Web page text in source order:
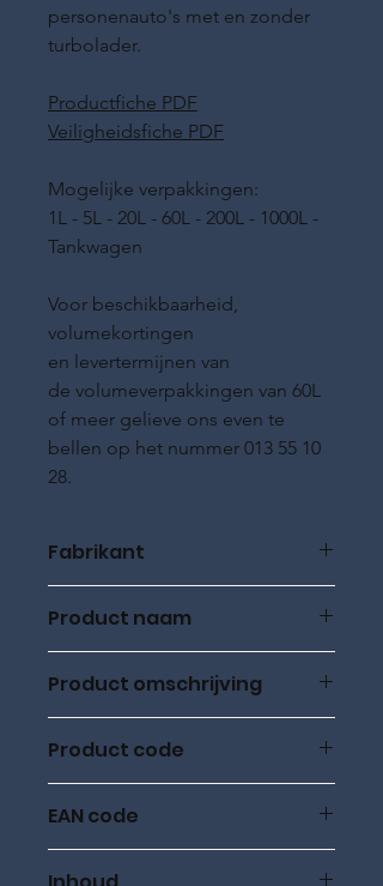
personenauto's met en zonder
turbolader.
Productfiche PDF
Veiligheidsfiche PDF
Mogelijke verpakkingen:
1L - 5L - 20L - 60L - 200L - 1000L -
Tankwagen
Voor beschikbaarheid,
volumekortingen
en levertermijnen van
de volumeverpakkingen van 60L
of meer gelieve ons even te
bellen op het nummer 013 55 10
28.
Fabrikant
Product naam
Product omschrijving
Product code
EAN code